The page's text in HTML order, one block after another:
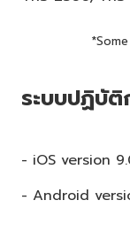
ระบบปฏิบัติ
- iOS version
- Android